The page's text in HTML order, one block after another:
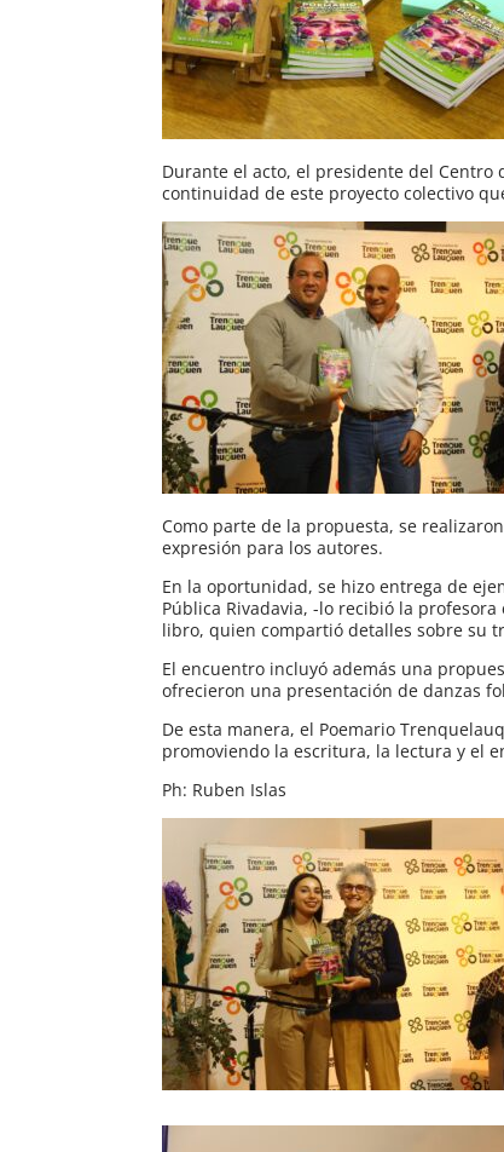
Durante el acto, el presidente del Centro
continuidad de este proyecto colectivo
Como parte de la propuesta, se
expresión para los autores.
En la oportunidad, se hizo entrega de
Pública Rivadavia, -lo recibió la
libro, quien compartió detalles sobre su
El encuentro incluyó además una
ofrecieron una presentación de danzas
De esta manera, el Poemario
promoviendo la escritura, la lectura y el
Ph: Ruben Islas